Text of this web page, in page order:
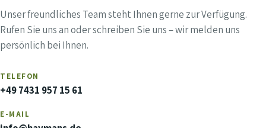
Unser freundliches Team steht Ihnen gerne zur Verfügung.
Rufen Sie uns an oder schreiben Sie uns – wir melden uns
persönlich bei Ihnen.
TELEFON
+49 7431 957 15 61
E-MAIL